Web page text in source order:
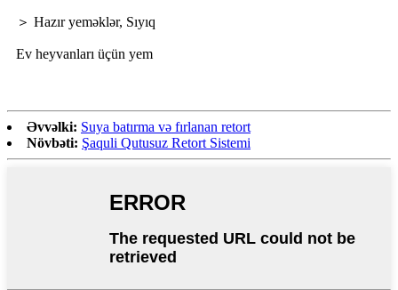
＞ Hazır yeməklər, Sıyıq
Ev heyvanları üçün yem
Əvvəlki: Suya batırma və fırlanan retort
Növbəti: Şaquli Qutusuz Retort Sistemi